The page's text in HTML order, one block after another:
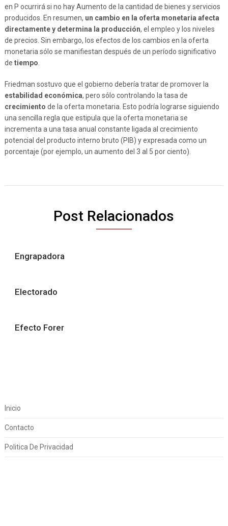
en P ocurrirá si no hay Aumento de la cantidad de bienes y servicios
producidos. En resumen, un cambio en la oferta monetaria afecta
directamente y determina la producción, el empleo y los niveles
de precios. Sin embargo, los efectos de los cambios en la oferta
monetaria sólo se manifiestan después de un período significativo
de tiempo
Friedman sostuvo que el gobierno debería tratar de promover la
estabilidad económica, pero sólo controlando la tasa de
crecimiento de la oferta monetaria. Esto podría lograrse siguiendo
una sencilla regla que estipula que la oferta monetaria se
incrementa a una tasa anual constante ligada al crecimiento
potencial del producto interno bruto (PIB) y expresada como un
porcentaje (por ejemplo, un aumento del 3 al 5 por ciento).
Post Relacionados
Engrapadora
Electorado
Efecto Forer
Inicio
Contacto
Politica De Privacidad